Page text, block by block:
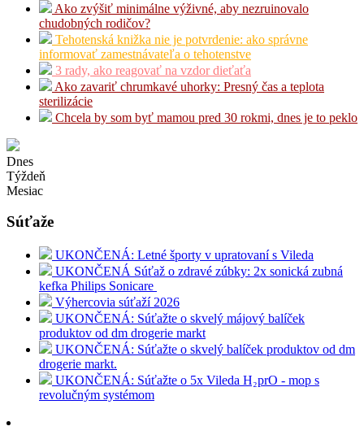
Ako zvýšiť minimálne výživné, aby nezruinovalo
chudobných rodičov?
Tehotenská knižka nie je potvrdenie: ako správne
informovať zamestnávateľa o tehotenstve
3 rady, ako reagovať na vzdor dieťaťa
Ako zavariť chrumkavé uhorky: Presný čas a teplota
sterilizácie
Chcela by som byť mamou pred 30 rokmi, dnes je to peklo
Dnes
Týždeň
Mesiac
Súťaže
UKONČENÁ: Letné športy v upratovaní s Vileda
UKONČENÁ Súťaž o zdravé zúbky: 2x sonická zubná
kefka Philips Sonicare
Výhercovia súťaží 2026
UKONČENÁ: Súťažte o skvelý májový balíček
produktov od dm drogerie markt
UKONČENÁ: Súťažte o skvelý balíček produktov od dm
drogerie markt.
UKONČENÁ: Súťažte o 5x Vileda H₂prO - mop s
revolučným systémom